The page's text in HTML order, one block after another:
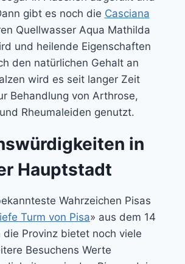
gibt es noch die Casciana
Quellwasser Aqua Mathilda
und heilende Eigenschaften
den natürlichen Gehalt an
wird es seit langer Zeit
Behandlung von Arthrose,
Rheumaleiden genutzt.
in
Hauptstadt
Wahrzeichen Pisas
Turm von Pisa» aus dem 14
die Provinz bietet noch viele
Besuchens Werte